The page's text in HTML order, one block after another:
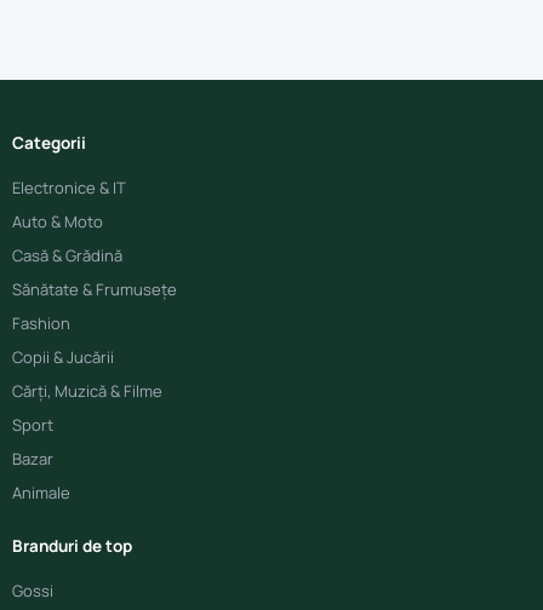
Categorii
Electronice & IT
Auto & Moto
Casă & Grădină
Sănătate & Frumusețe
Fashion
Copii & Jucării
Cărți, Muzică & Filme
Sport
Bazar
Animale
Branduri de top
Gossi